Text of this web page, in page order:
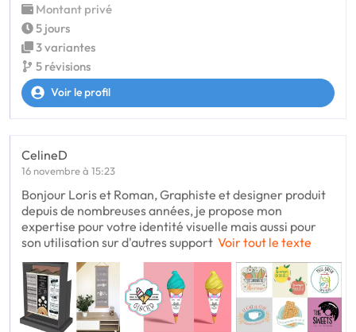
Montant privé
5 jours
3 variantes
5 révisions
Voir le profil
CelineD
16 novembre à 15:23
Bonjour Loris et Roman, Graphiste et designer produit
depuis de nombreuses années, je propose mon
expertise pour votre identité visuelle mais aussi pour
son utilisation sur d'autres support Voir tout le texte